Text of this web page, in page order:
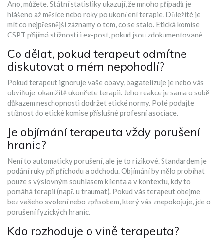
Ano, můžete. Státní statistiky ukazují, že mnoho případů je
hlášeno až měsíce nebo roky po ukončení terapie. Důležité je
mít co nejpřesnější záznamy o tom, co se stalo. Etická komise
CSPT přijímá stížnosti i ex-post, pokud jsou zdokumentované.
Co dělat, pokud terapeut odmítne
diskutovat o mém nepohodlí?
Pokud terapeut ignoruje vaše obavy, bagatelizuje je nebo vás
obviňuje, okamžitě ukončete terapii. Jeho reakce je sama o sobě
důkazem neschopnosti dodržet etické normy. Poté podajte
stížnost do etické komise příslušné profesní asociace.
Je objímání terapeuta vždy porušení
hranic?
Není to automaticky porušení, ale je to rizikové. Standardem je
podání ruky při příchodu a odchodu. Objímání by mělo probíhat
pouze s výslovným souhlasem klienta a v kontextu, kdy to
pomáhá terapii (např. u traumat). Pokud vás terapeut obejme
bez vašeho svolení nebo způsobem, který vás znepokojuje, jde o
porušení fyzických hranic.
Kdo rozhoduje o vině terapeuta?